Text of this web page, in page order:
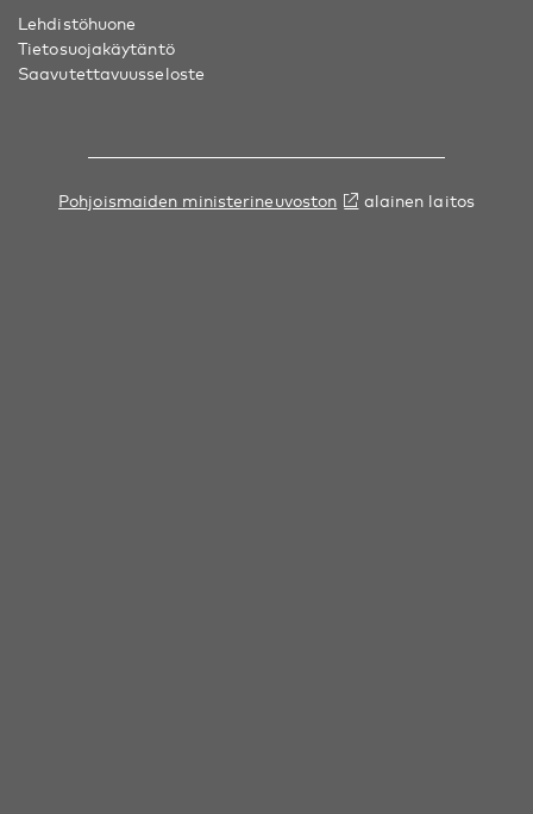
Lehdistöhuone
Tietosuojakäytäntö
Saavutettavuusseloste
Pohjoismaiden ministerineuvoston alainen laitos